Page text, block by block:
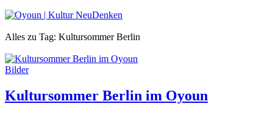
Alles zu Tag: Kultursommer Berlin
Bilder
Kultursommer Berlin im Oyoun